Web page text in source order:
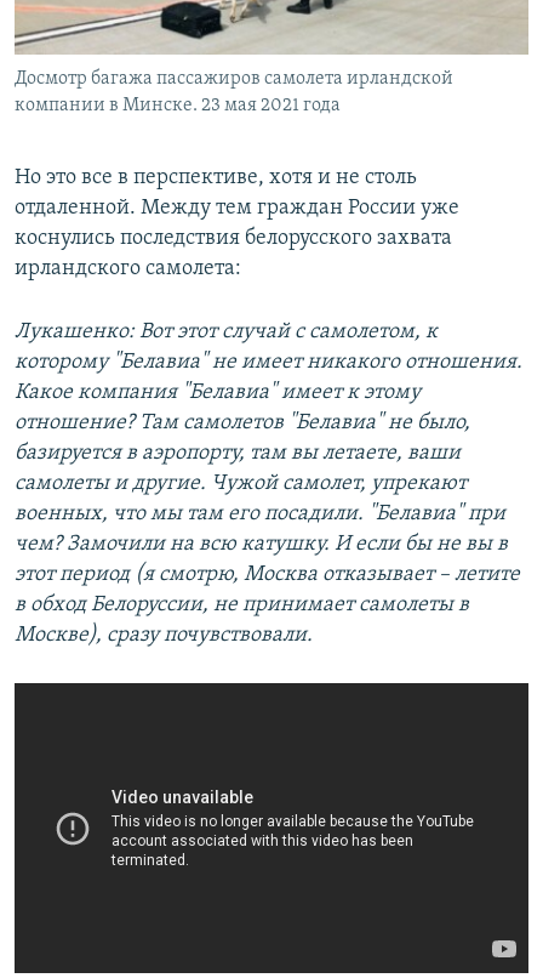
Досмотр багажа пассажиров самолета ирландской
компании в Минске. 23 мая 2021 года
Но это все в перспективе, хотя и не столь
отдаленной. Между тем граждан России уже
коснулись последствия белорусского захвата
ирландского самолета:
Лукашенко: Вот этот случай с самолетом, к
которому "Белавиа" не имеет никакого отношения.
Какое компания "Белавиа" имеет к этому
отношение? Там самолетов "Белавиа" не было,
базируется в аэропорту, там вы летаете, ваши
самолеты и другие. Чужой самолет, упрекают
военных, что мы там его посадили. "Белавиа" при
чем? Замочили на всю катушку. И если бы не вы в
этот период (я смотрю, Москва отказывает – летите
в обход Белоруссии, не принимает самолеты в
Москве), сразу почувствовали.